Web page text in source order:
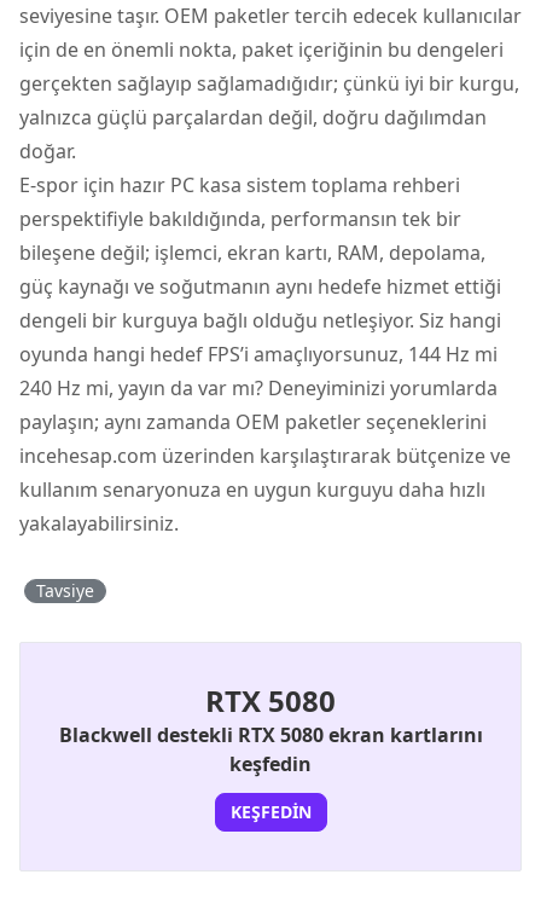
seviyesine taşır. OEM paketler tercih edecek kullanıcılar
için de en önemli nokta, paket içeriğinin bu dengeleri
gerçekten sağlayıp sağlamadığıdır; çünkü iyi bir kurgu,
yalnızca güçlü parçalardan değil, doğru dağılımdan
doğar.
E-spor için hazır PC kasa sistem toplama rehberi
perspektifiyle bakıldığında, performansın tek bir
bileşene değil; işlemci, ekran kartı, RAM, depolama,
güç kaynağı ve soğutmanın aynı hedefe hizmet ettiği
dengeli bir kurguya bağlı olduğu netleşiyor. Siz hangi
oyunda hangi hedef FPS’i amaçlıyorsunuz, 144 Hz mi
240 Hz mi, yayın da var mı? Deneyiminizi yorumlarda
paylaşın; aynı zamanda OEM paketler seçeneklerini
incehesap.com üzerinden karşılaştırarak bütçenize ve
kullanım senaryonuza en uygun kurguyu daha hızlı
yakalayabilirsiniz.
Tavsiye
RTX 5080
Blackwell destekli RTX 5080 ekran kartlarını
keşfedin
KEŞFEDIN